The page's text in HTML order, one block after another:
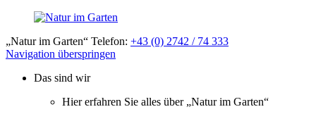
„Natur im Garten“ Telefon: +43 (0) 2742 / 74 333
Navigation überspringen
Das sind wir
Hier erfahren Sie alles über „Natur im Garten“